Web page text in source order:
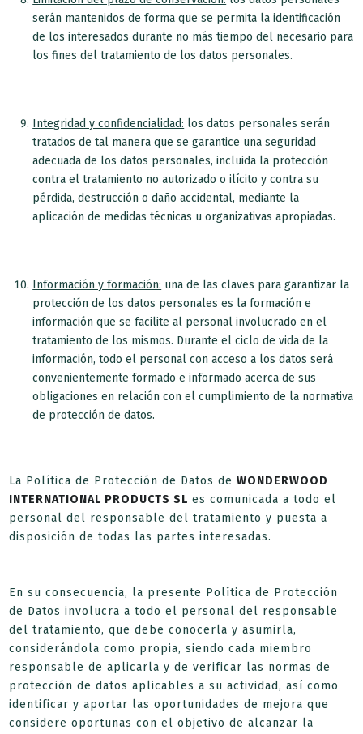
serán mantenidos de forma que se permita la identificación
de los interesados durante no más tiempo del necesario para
los fines del tratamiento de los datos personales.
Integridad y confidencialidad: los datos personales serán
tratados de tal manera que se garantice una seguridad
adecuada de los datos personales, incluida la protección
contra el tratamiento no autorizado o ilícito y contra su
pérdida, destrucción o daño accidental, mediante la
aplicación de medidas técnicas u organizativas apropiadas.
Información y formación: una de las claves para garantizar la
protección de los datos personales es la formación e
información que se facilite al personal involucrado en el
tratamiento de los mismos. Durante el ciclo de vida de la
información, todo el personal con acceso a los datos será
convenientemente formado e informado acerca de sus
obligaciones en relación con el cumplimiento de la normativa
de protección de datos.
La Política de Protección de Datos deWONDERWOOD
INTERNATIONAL PRODUCTS SL es comunicada a todo el
personal del responsable del tratamiento y puesta a
disposición de todas las partes interesadas.
En su consecuencia, la presente Política de Protección
de Datos involucra a todo el personal del responsable
del tratamiento, que debe conocerla y asumirla,
considerándola como propia, siendo cada miembro
responsable de aplicarla y de verificar las normas de
protección de datos aplicables a su actividad, así como
identificar y aportar las oportunidades de mejora que
considere oportunas con el objetivo de alcanzar la